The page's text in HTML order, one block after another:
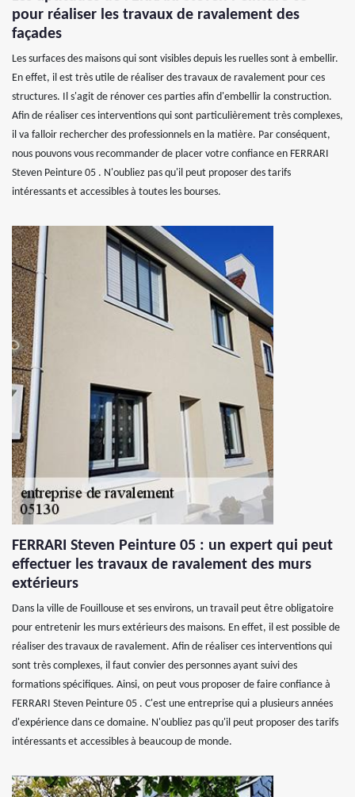
pour réaliser les travaux de ravalement des
façades
Les surfaces des maisons qui sont visibles depuis les ruelles sont à embellir.
En effet, il est très utile de réaliser des travaux de ravalement pour ces
structures. Il s'agit de rénover ces parties afin d'embellir la construction.
Afin de réaliser ces interventions qui sont particulièrement très complexes,
il va falloir rechercher des professionnels en la matière. Par conséquent,
nous pouvons vous recommander de placer votre confiance en FERRARI
Steven Peinture 05 . N'oubliez pas qu'il peut proposer des tarifs
intéressants et accessibles à toutes les bourses.
FERRARI Steven Peinture 05 : un expert qui peut
effectuer les travaux de ravalement des murs
extérieurs
Dans la ville de Fouillouse et ses environs, un travail peut être obligatoire
pour entretenir les murs extérieurs des maisons. En effet, il est possible de
réaliser des travaux de ravalement. Afin de réaliser ces interventions qui
sont très complexes, il faut convier des personnes ayant suivi des
formations spécifiques. Ainsi, on peut vous proposer de faire confiance à
FERRARI Steven Peinture 05 . C'est une entreprise qui a plusieurs années
d'expérience dans ce domaine. N'oubliez pas qu'il peut proposer des tarifs
intéressants et accessibles à beaucoup de monde.